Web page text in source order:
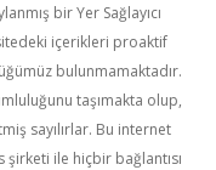
bir Yer Sağlayıcı
içerikleri proaktif
bulunmamaktadır.
taşımakta olup,
sayılırlar. Bu internet
ile hiçbir bağlantısı